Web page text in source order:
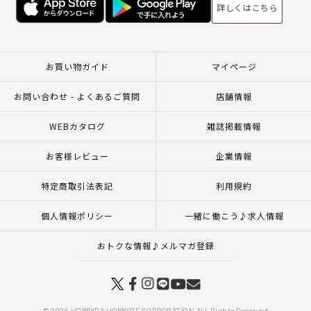
詳しくはこちら
お買い物ガイド マイページ
お問い合わせ - よくあるご質問 店舗情報
WEBカタログ 雑誌掲載情報
お客様レビュー 企業情報
特定商取引法表記 利用規約
個人情報ポリシー 一緒に働こう♪求人情報
おトクな情報♪メルマガ登録